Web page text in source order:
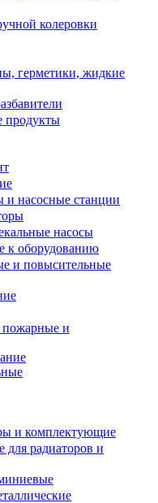
колеровки
герметики, жидкие
продукты
и насосные станции
насосы
к оборудованию
и повысительные
и
и комплектующие
радиаторов и